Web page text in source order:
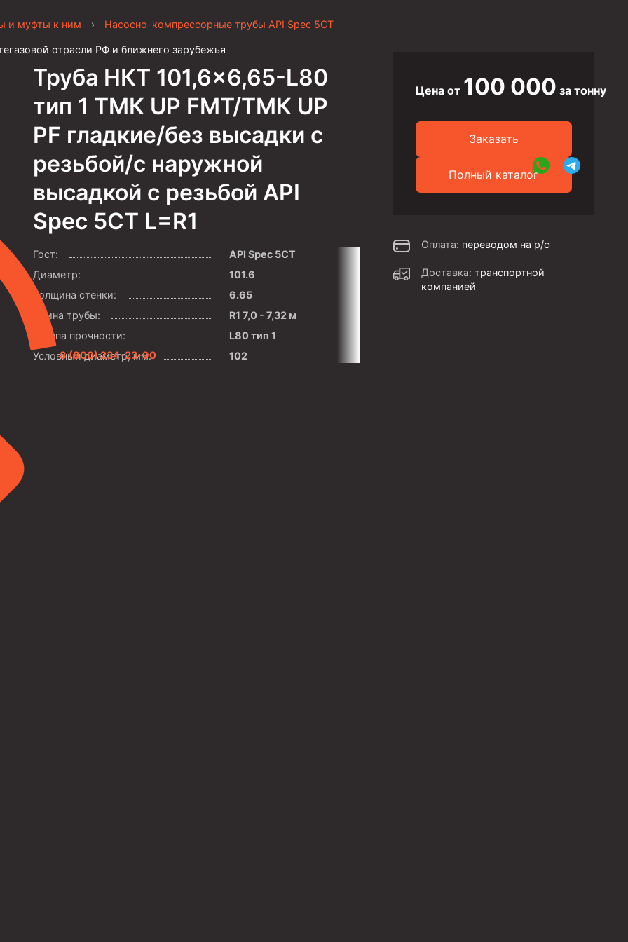
отрасли РФ и ближнего зарубежья
8 (800) 234-23-90
и муфты к ним › Насосно-компрессорные трубы API Spec 5CT
Труба НКТ 101,6×6,65-L80
тип 1 ТМК UP FMT/ТМК UP
PF гладкие/без высадки с
резьбой/с наружной
высадкой с резьбой API
Spec 5CT L=R1
Гост:
API Spec 5CT
Диаметр:
101.6
Толщина стенки:
6.65
Длина трубы:
R1 7,0 - 7,32 м
Группа прочности:
L80 тип 1
Условный диаметр, мм:
102
Цена от 100 000 за тонну
Заказать
Полный каталог
Оплата: переводом на р/с
Доставка: транспортной
компанией